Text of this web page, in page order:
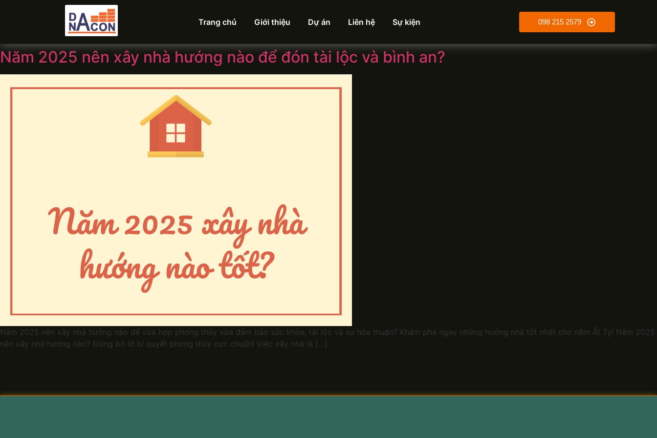
Trang chủ Giới thiệu Dự án Liên hệ Sự kiện 098 215 2579
Năm 2025 nên xây nhà hướng nào để đón tài lộc và bình an?
Năm 2025 nên xây nhà hướng nào để vừa hợp phong thủy vừa đảm bảo sức khỏe, tài lộc và sự hòa thuận? Khám phá ngay những hướng nhà tốt nhất cho năm Ất Tỵ! Năm 2025
nên xây nhà hướng nào? Đừng bỏ lỡ bí quyết phong thủy cực chuẩn! Việc xây nhà là […]